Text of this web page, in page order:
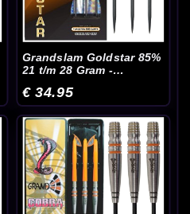
Grandslam Goldstar 85%
21 t/m 28 Gram -
€ 34.95